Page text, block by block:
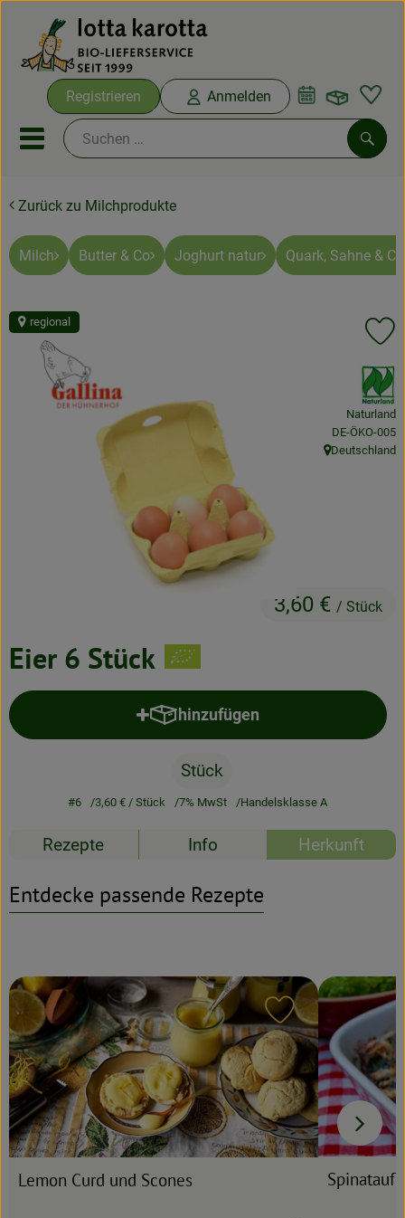
Registrieren Anmelden
Mobiles Menu öffnen oder
Ökokisten
Bio-Kochboxen
Ökokisten
Saisonthemen
Neues & Angebote
Obst & Gemüse
So gehts
Bio-Kochboxen
Rezeptarchiv
Zurück zu Milchprodukte
Milch Butter & Co Joghurt natur Quark, Sahne & Co
Eier 6 Stück
3,60 € / Stück
regional
, Verband:
Naturland
, Kontrollstelle:
DE-ÖKO-005
, Herkunft:
Deutschland
hinzufügen
Produkt zum Warenkorb
Stück
#6 3,60 €/ Stück 7% MwSt Handelsklasse A
Rezepte Info Herkunft
Entdecke passende Rezepte
Lemon Curd und Scones
Rezept zu